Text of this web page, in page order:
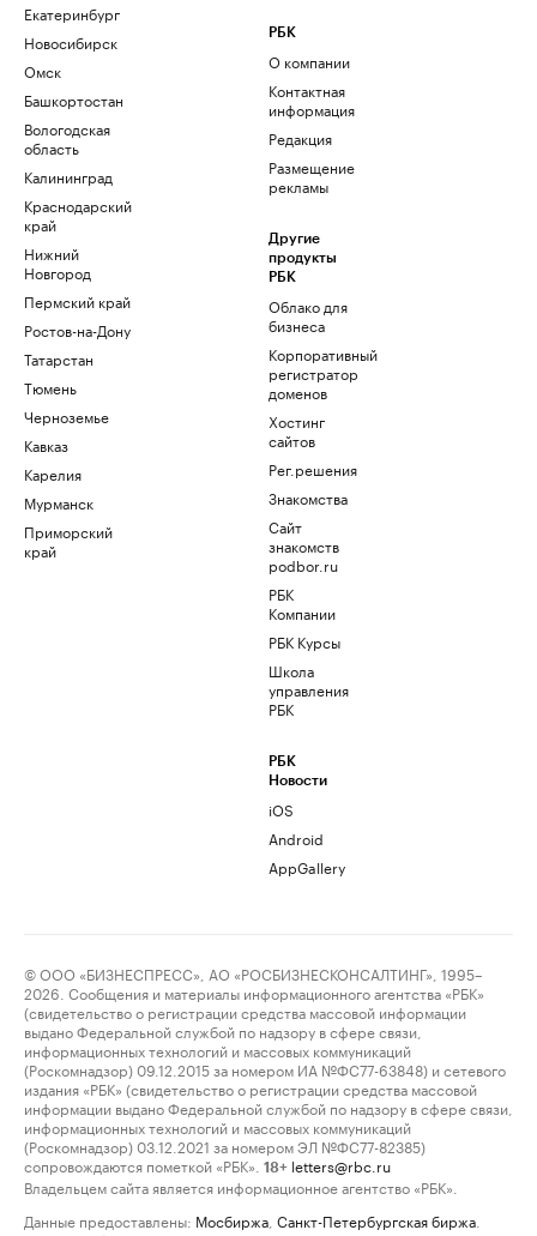
Екатеринбург
Новосибирск
Омск
Башкортостан
Вологодская
область
Калининград
Краснодарский
край
Нижний
Новгород
Пермский край
Ростов-на-Дону
Татарстан
Тюмень
Черноземье
Кавказ
Карелия
Мурманск
Приморский
край
РБК
О компании
Контактная
информация
Редакция
Размещение
рекламы
Другие
продукты
РБК
Облако для
бизнеса
Корпоративный
регистратор
доменов
Хостинг
сайтов
Рег.решения
Знакомства
Сайт
знакомств
podbor.ru
РБК
Компании
РБК Курсы
Школа
управления
РБК
РБК
Новости
iOS
Android
AppGallery
© ООО «БИЗНЕСПРЕСС», АО «РОСБИЗНЕСКОНСАЛТИНГ», 1995–
2026. Сообщения и материалы информационного агентства «РБК»
(свидетельство о регистрации средства массовой информации
выдано Федеральной службой по надзору в сфере связи,
информационных технологий и массовых коммуникаций
(Роскомнадзор) 09.12.2015 за номером ИА №ФС77-63848) и сетевого
издания «РБК» (свидетельство о регистрации средства массовой
информации выдано Федеральной службой по надзору в сфере связи,
информационных технологий и массовых коммуникаций
(Роскомнадзор) 03.12.2021 за номером ЭЛ №ФС77-82385)
сопровождаются пометкой «РБК».
18+ letters@rbc.ru
Владельцем сайта является информационное агентство «РБК».
Данные предоставлены: Мосбиржа Санкт-Петербургская биржа